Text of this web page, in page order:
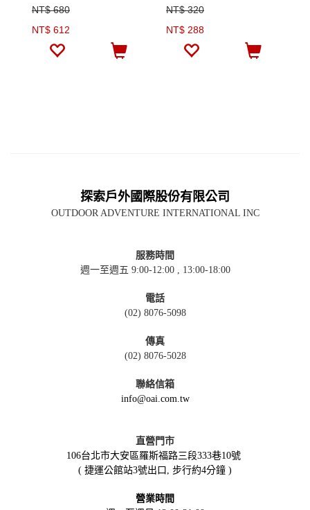
NT$ 680
NT$ 612
NT$ 320
NT$ 288
探索戶外國際股份有限公司
OUTDOOR ADVENTURE INTERNATIONAL INC
服務時間
週一至週五 9:00-12:00 , 13:00-18:00
電話
(02) 8076-5098
傳真
(02) 8076-5028
聯絡信箱
info@oai.com.tw
直營門市
106台北市大安區羅斯福路三段333巷10號
( 捷運公館站3號出口, 步行約4分鐘 )
營業時間